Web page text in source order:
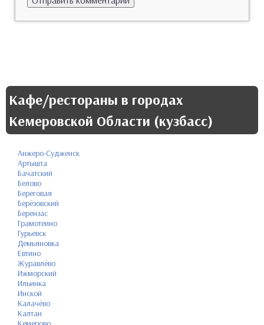
Кафе/рестораны в городах
Кемеровской Области (кузбасс)
Анжеро-Судженск
Артышта
Бачатский
Белово
Береговая
Берёзовский
Берензас
Грамотеино
Гурьевск
Демьяновка
Евтино
Журавлёво
Ижморский
Ильинка
Инской
Калачёво
Калтан